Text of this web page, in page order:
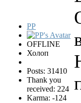
PP
OFFLINE
Холоп
Posts: 31410
Thank you
received: 224
Karma: -124